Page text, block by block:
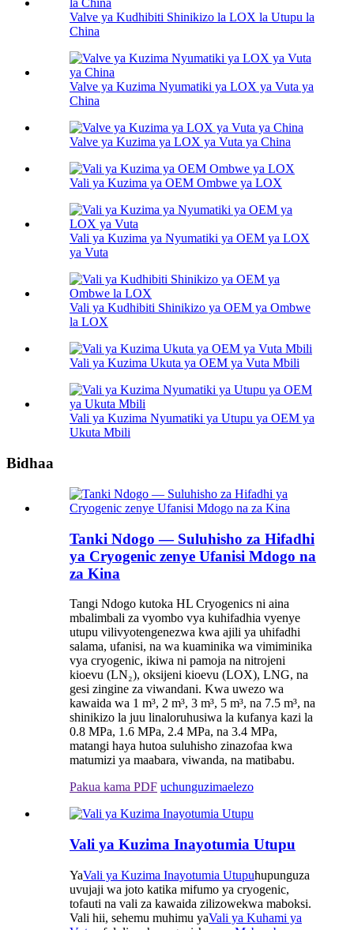
Valve ya Kudhibiti Shinikizo la LOX la Utupu la
China
Valve ya Kuzima Nyumatiki ya LOX ya Vuta ya
China
Valve ya Kuzima ya LOX ya Vuta ya China
Vali ya Kuzima ya OEM Ombwe ya LOX
Vali ya Kuzima ya Nyumatiki ya OEM ya LOX
ya Vuta
Vali ya Kudhibiti Shinikizo ya OEM ya Ombwe
la LOX
Vali ya Kuzima Ukuta ya OEM ya Vuta Mbili
Vali ya Kuzima Nyumatiki ya Utupu ya OEM ya
Ukuta Mbili
Bidhaa
Tanki Ndogo — Suluhisho za Hifadhi
ya Cryogenic zenye Ufanisi Mdogo na
za Kina
Tangi Ndogo kutoka HL Cryogenics ni aina
mbalimbali za vyombo vya kuhifadhia vyenye
utupu vilivyotengenezwa kwa ajili ya uhifadhi
salama, ufanisi, na wa kuaminika wa vimiminika
vya cryogenic, ikiwa ni pamoja na nitrojeni
kioevu (LN₂), oksijeni kioevu (LOX), LNG, na
gesi zingine za viwandani. Kwa uwezo wa
kawaida wa 1 m³, 2 m³, 3 m³, 5 m³, na 7.5 m³, na
shinikizo la juu linaloruhusiwa la kufanya kazi la
0.8 MPa, 1.6 MPa, 2.4 MPa, na 3.4 MPa,
matangi haya hutoa suluhisho zinazofaa kwa
matumizi ya maabara, viwanda, na matibabu.
Pakua kama PDF uchunguzimaelezo
Vali ya Kuzima Inayotumia Utupu
YaVali ya Kuzima Inayotumia Utupuhupunguza
uvujaji wa joto katika mifumo ya cryogenic,
tofauti na vali za kawaida zilizowekwa maboksi.
Vali hii, sehemu muhimu yaVali ya Kuhami ya